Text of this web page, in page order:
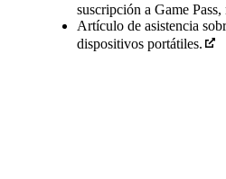
suscripción a Game
Artículo de asistencia
dispositivos portátiles.